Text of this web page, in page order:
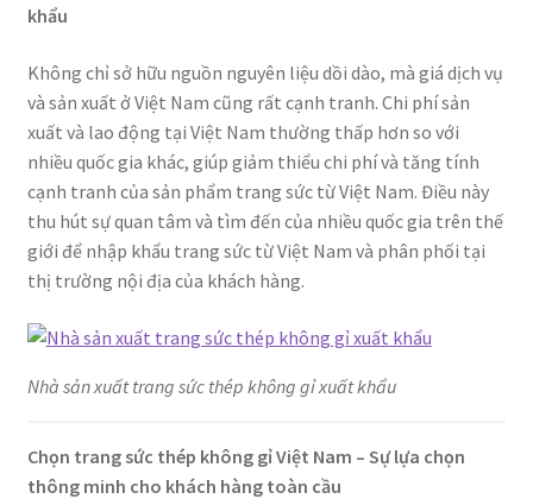
khẩu
Không chỉ sở hữu nguồn nguyên liệu dồi dào, mà giá dịch vụ
và sản xuất ở Việt Nam cũng rất cạnh tranh. Chi phí sản
xuất và lao động tại Việt Nam thường thấp hơn so với
nhiều quốc gia khác, giúp giảm thiểu chi phí và tăng tính
cạnh tranh của sản phẩm trang sức từ Việt Nam. Điều này
thu hút sự quan tâm và tìm đến của nhiều quốc gia trên thế
giới để nhập khẩu trang sức từ Việt Nam và phân phối tại
thị trường nội địa của khách hàng.
Nhà sản xuất trang sức thép không gỉ xuất khẩu
Chọn trang sức thép không gỉ Việt Nam – Sự lựa chọn
thông minh cho khách hàng toàn cầu